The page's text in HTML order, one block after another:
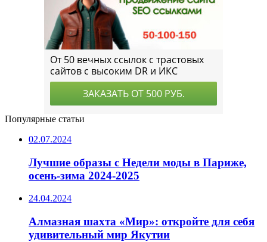
Популярные статьи
02.07.2024
Лучшие образы с Недели моды в Париже,
осень-зима 2024-2025
24.04.2024
Алмазная шахта «Мир»: откройте для себя
удивительный мир Якутии